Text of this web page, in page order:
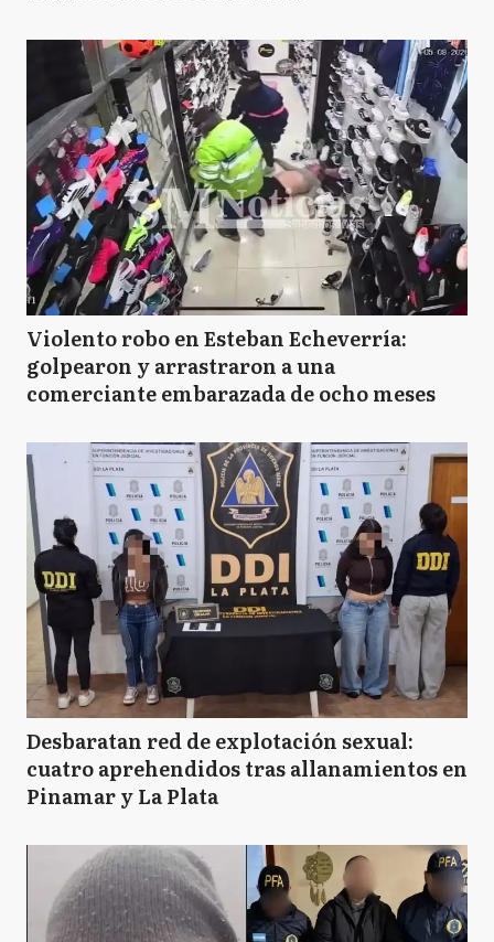
Violento robo en Esteban Echeverría:
golpearon y arrastraron a una
comerciante embarazada de ocho meses
Desbaratan red de explotación sexual:
cuatro aprehendidos tras allanamientos en
Pinamar y La Plata